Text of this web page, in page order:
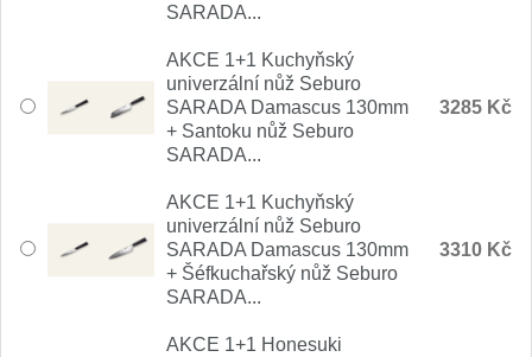
Nože Samura MO-V
Nože Samura Bamboo 1
Ostřiče nožů V-Sharp
Brousky na nože 9
Doplňky a díly
SARADA...
AKCE 1+1 Kuchyňský
univerzální nůž Seburo
SARADA Damascus 130mm
+ Santoku nůž Seburo
SARADA...
3285 Kč
AKCE 1+1 Kuchyňský
univerzální nůž Seburo
SARADA Damascus 130mm
+ Šéfkuchařský nůž Seburo
SARADA...
3310 Kč
AKCE 1+1 Honesuki